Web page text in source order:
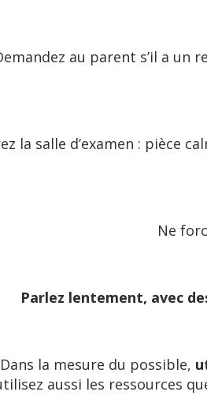
au parent s’il a un
la salle d’examen : pièce
Ne
Parlez lentement, avec
Dans la mesure du possible,
aussi les ressources